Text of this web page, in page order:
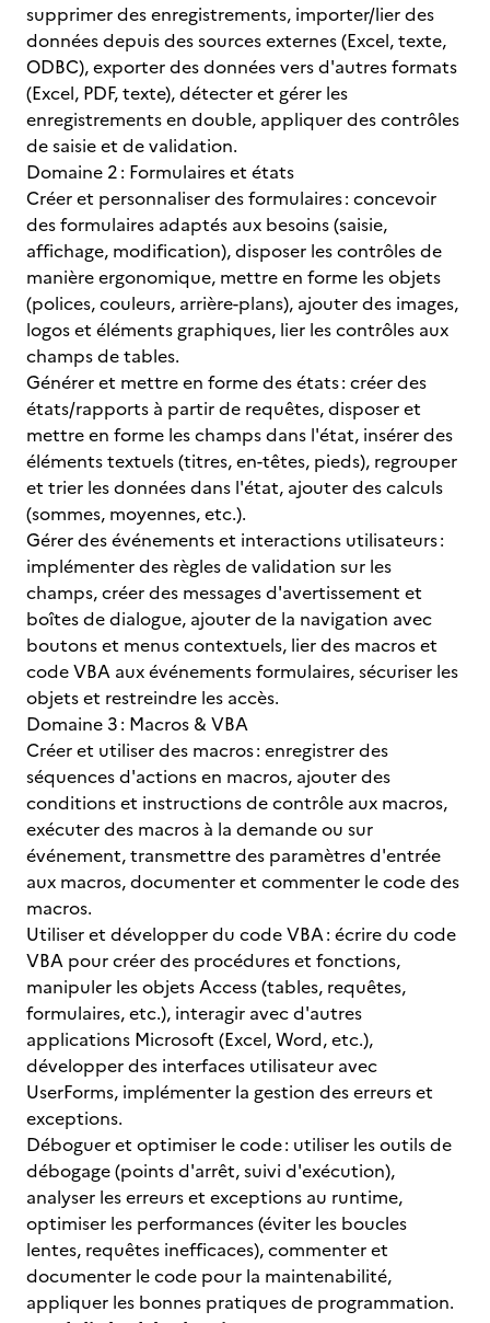
supprimer des enregistrements, importer/lier des
données depuis des sources externes (Excel, texte,
ODBC), exporter des données vers d'autres formats
(Excel, PDF, texte), détecter et gérer les
enregistrements en double, appliquer des contrôles
de saisie et de validation.
Domaine 2 : Formulaires et états
Créer et personnaliser des formulaires : concevoir
des formulaires adaptés aux besoins (saisie,
affichage, modification), disposer les contrôles de
manière ergonomique, mettre en forme les objets
(polices, couleurs, arrière-plans), ajouter des images,
logos et éléments graphiques, lier les contrôles aux
champs de tables.
Générer et mettre en forme des états : créer des
états/rapports à partir de requêtes, disposer et
mettre en forme les champs dans l'état, insérer des
éléments textuels (titres, en-têtes, pieds), regrouper
et trier les données dans l'état, ajouter des calculs
(sommes, moyennes, etc.).
Gérer des événements et interactions utilisateurs :
implémenter des règles de validation sur les
champs, créer des messages d'avertissement et
boîtes de dialogue, ajouter de la navigation avec
boutons et menus contextuels, lier des macros et
code VBA aux événements formulaires, sécuriser les
objets et restreindre les accès.
Domaine 3 : Macros & VBA
Créer et utiliser des macros : enregistrer des
séquences d'actions en macros, ajouter des
conditions et instructions de contrôle aux macros,
exécuter des macros à la demande ou sur
événement, transmettre des paramètres d'entrée
aux macros, documenter et commenter le code des
macros.
Utiliser et développer du code VBA : écrire du code
VBA pour créer des procédures et fonctions,
manipuler les objets Access (tables, requêtes,
formulaires, etc.), interagir avec d'autres
applications Microsoft (Excel, Word, etc.),
développer des interfaces utilisateur avec
UserForms, implémenter la gestion des erreurs et
exceptions.
Déboguer et optimiser le code : utiliser les outils de
débogage (points d'arrêt, suivi d'exécution),
analyser les erreurs et exceptions au runtime,
optimiser les performances (éviter les boucles
lentes, requêtes inefficaces), commenter et
documenter le code pour la maintenabilité,
appliquer les bonnes pratiques de programmation.